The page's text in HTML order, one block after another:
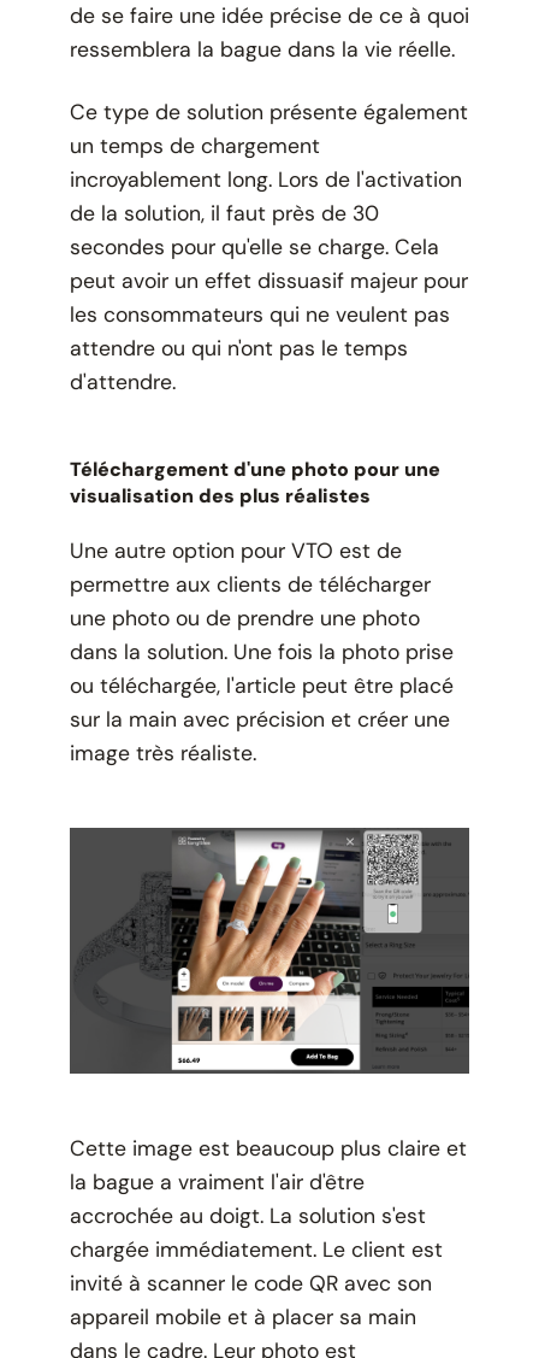
de se faire une idée précise de ce à quoi
ressemblera la bague dans la vie réelle.
Ce type de solution présente également
un temps de chargement
incroyablement long. Lors de l'activation
de la solution, il faut près de 30
secondes pour qu'elle se charge. Cela
peut avoir un effet dissuasif majeur pour
les consommateurs qui ne veulent pas
attendre ou qui n'ont pas le temps
d'attendre.
Téléchargement d'une photo pour une
visualisation des plus réalistes
Une autre option pour VTO est de
permettre aux clients de télécharger
une photo ou de prendre une photo
dans la solution. Une fois la photo prise
ou téléchargée, l'article peut être placé
sur la main avec précision et créer une
image très réaliste.
Cette image est beaucoup plus claire et
la bague a vraiment l'air d'être
accrochée au doigt. La solution s'est
chargée immédiatement. Le client est
invité à scanner le code QR avec son
appareil mobile et à placer sa main
dans le cadre. Leur photo est